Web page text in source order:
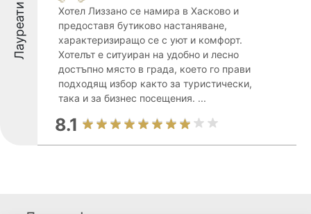
Лауреати
Хотел Лиззано се намира в Хасково и
предоставя бутиково настаняване,
характеризиращо се с уют и комфорт.
Хотелът е ситуиран на удобно и лесно
достъпно място в града, което го прави
подходящ избор както за туристически,
така и за бизнес посещения. ...
8.1